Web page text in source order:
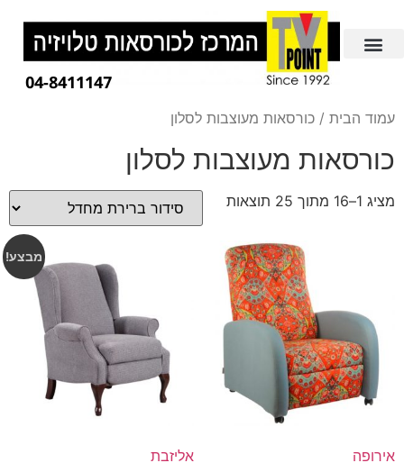
04-8411147
עמוד הבית / כורסאות מעוצבות לסלון
כורסאות מעוצבות לסלון
מציג 1–16 מתוך 25 תוצאות
אירופה
מבצע!
אליזבת